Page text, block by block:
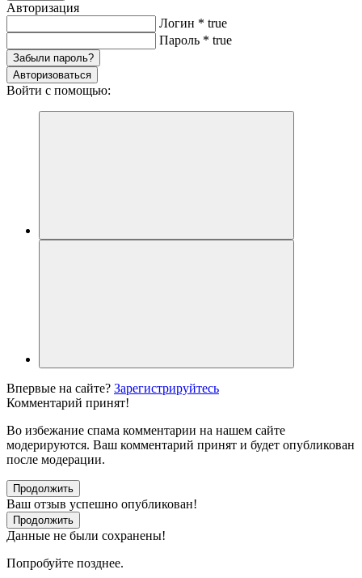
Авторизация
Логин * true
Пароль * true
Забыли пароль?
Авторизоваться
Войти с помощью:
Впервые на сайте? Зарегистрируйтесь
Комментарий принят!
Во избежание спама комментарии на нашем сайте
модерируются. Ваш комментарий принят и будет опубликован
после модерации.
Продолжить
Ваш отзыв успешно опубликован!
Продолжить
Данные не были сохранены!
Попробуйте позднее.